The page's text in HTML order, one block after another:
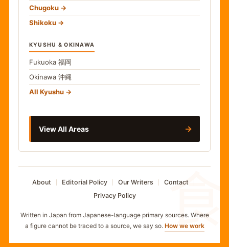
食
Chugoku
Shikoku
KYUSHU & OKINAWA
Fukuoka 福岡
Okinawa 沖縄
All Kyushu
View All Areas →
About Editorial Policy Our Writers
Contact
Privacy Policy
Written in Japan from Japanese-language primary sources. Where
a figure cannot be traced to a source, we say so. How we work